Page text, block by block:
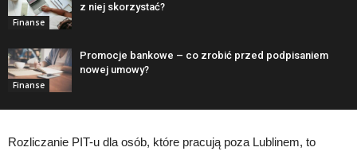
Finanse
z niej skorzystać?
Finanse
Promocje bankowe – co zrobić przed podpisaniem
nowej umowy?
Rozliczanie PIT-u dla osób, które pracują poza Lublinem, to